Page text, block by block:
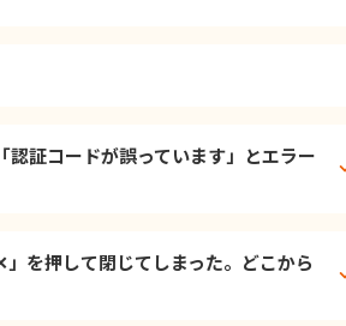
証コードが誤っています」とエラー
を押して閉じてしまった。どこから